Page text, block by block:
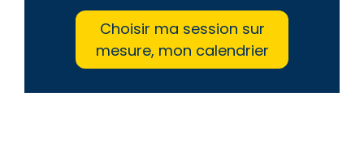
Choisir ma session sur
mesure, mon calendrier